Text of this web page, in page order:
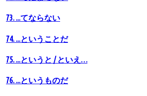
73. ...てならない
74. ...ということだ
75. ...というと / といえ…
76. ...というものだ